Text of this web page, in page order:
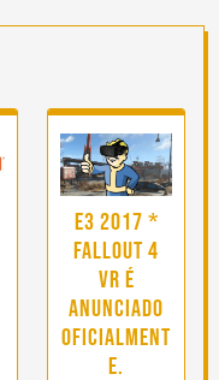
E3 2017 *
Fallout 4
VR é
anunciado
oficialment
e.